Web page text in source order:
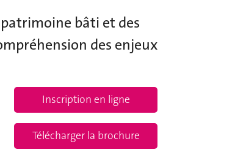
bâti et des
des enjeux
Inscription en ligne
Télécharger la brochure